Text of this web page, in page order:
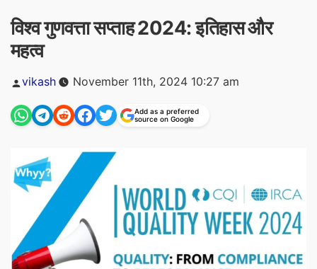
विश्व गुणवत्ता सप्ताह 2024: इतिहास और
महत्व
Posted
vikash November 11th, 2024 10:27 am
Add as a preferred
source on Google